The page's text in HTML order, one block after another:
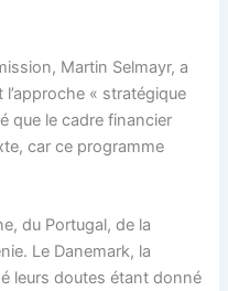
Martin Selmayr, a
« stratégique
que le cadre financier
car ce programme
du Portugal, de la
Le Danemark, la
leurs doutes étant donné